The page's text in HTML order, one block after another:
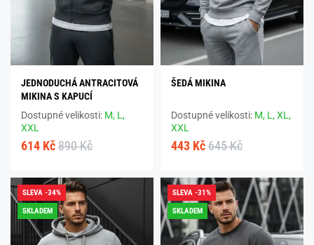
JEDNODUCHÁ ANTRACITOVÁ
MIKINA S KAPUCÍ
Dostupné velikosti: M, L,
XXL
614 Kč 890 Kč
ŠEDÁ MIKINA
Dostupné velikosti: M, L,XL,
XXL
443 Kč 645 Kč
SLEVA -34%
SKLADEM
SLEVA -31%
SKLADEM